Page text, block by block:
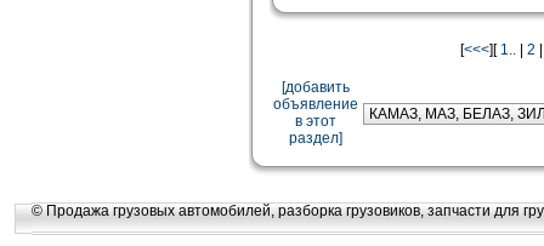
[<<<][ 1.. 2
[добавить
объявление
в этот
раздел]
© Продажа грузовых автомобилей, разборка грузовиков, запчасти для